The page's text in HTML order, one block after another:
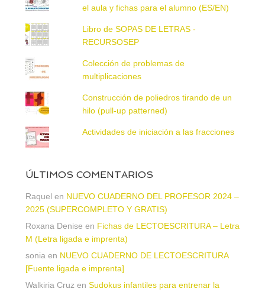
el aula y fichas para el alumno (ES/EN)
Libro de SOPAS DE LETRAS -
RECURSOSEP
Colección de problemas de
multiplicaciones
Construcción de poliedros tirando de un
hilo (pull-up patterned)
Actividades de iniciación a las fracciones
ÚLTIMOS COMENTARIOS
Raquel en NUEVO CUADERNO DEL PROFESOR 2024 –
2025 (SUPERCOMPLETO Y GRATIS)
Roxana Denise en Fichas de LECTOESCRITURA – Letra
M (Letra ligada e imprenta)
sonia en NUEVO CUADERNO DE LECTOESCRITURA
[Fuente ligada e imprenta]
Walkiria Cruz en Sudokus infantiles para entrenar la